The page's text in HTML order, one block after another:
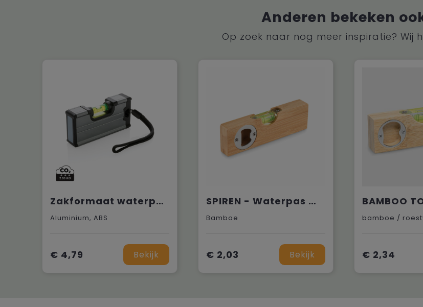
Anderen bekeken
Op zoek naar nog meer inspiratie? Wij
Zakformaat waterpas met magneet
Aluminium, ABS
€ 4,79 Bekijk
SPIREN - Waterpas met flesopener
Bamboe
€ 2,03 Bekijk
bamboe /
€ 2,34